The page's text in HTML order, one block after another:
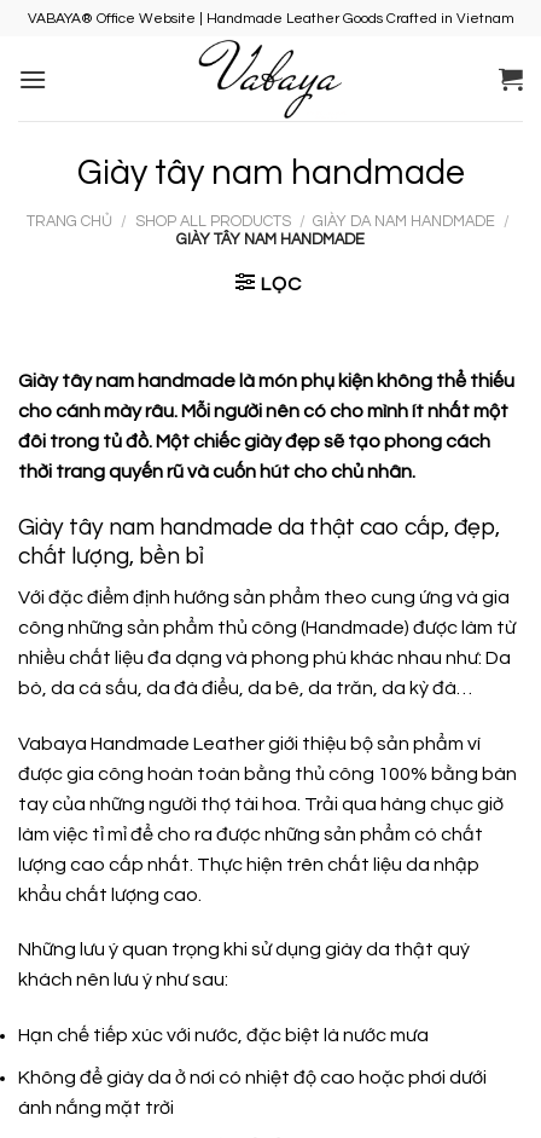
Skip
content
VABAYA® Office Website | Handmade Leather Goods Crafted in Vietnam
Giày tây nam handmade
TRANG CHỦ / SHOP ALL PRODUCTS / GIÀY DA NAM HANDMADE
/
GIÀY TÂY NAM HANDMADE
LỌC
Giày tây nam handmade là món phụ kiện không thể thiếu
cho cánh mày râu. Mỗi người nên có cho mình ít nhất một
đôi trong tủ đồ. Một chiếc giày đẹp sẽ tạo phong cách
thời trang quyến rũ và cuốn hút cho chủ nhân.
Giày tây nam handmade da thật cao cấp, đẹp,
chất lượng, bền bỉ
Với đặc điểm định hướng sản phẩm theo cung ứng và gia
công những sản phẩm thủ công (Handmade) được làm từ
nhiều chất liệu đa dạng và phong phú khác nhau như: Da
bò, da cá sấu, da đà điểu, da bê, da trăn, da kỳ đà…
Vabaya Handmade Leather giới thiệu bộ sản phẩm ví
được gia công hoàn toàn bằng thủ công 100% bằng bàn
tay của những người thợ tài hoa. Trải qua hàng chục giờ
làm việc tỉ mỉ để cho ra được những sản phẩm có chất
lượng cao cấp nhất. Thực hiện trên chất liệu da nhập
khẩu chất lượng cao.
Những lưu ý quan trọng khi sử dụng giày da thật quý
khách nên lưu ý như sau:
Hạn chế tiếp xúc với nước, đặc biệt là nước mưa
Không để giày da ở nơi có nhiệt độ cao hoặc phơi dưới
ánh nắng mặt trời